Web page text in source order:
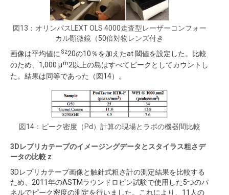
図13：オリンパスLEXT OLS 4000走査型レーザーコンフォー
カル顕微鏡（50倍対物レンズ付き
画像は平均値に Sz20の10％を加えたat 閾値を設定した。比較
のため、1,000 µ m2以上の島はすべてピークとしてカウントし
た。結果は同等であった（図14）。
図14：ピーク密度（Pd）計算の現場とラボの機器間比較
3Dレプリカテープのイメージングデータとスタイラス粗さデ
ータの比較 z
3Dレプリカテープ画像と触針式粗さ計の測定結果を比較する
ため、2011年のASTMラウンドロビン試験で使用した5つのパ
ネルでピーク密度の測定を行いました。これにより、11人の